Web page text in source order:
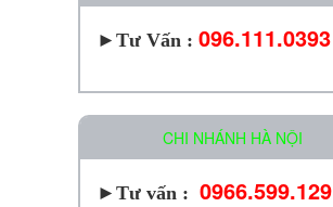
► Tư Vấn : 096.111.0393
CHI NHÁNH HÀ NỘI
►Tư vấn : 0966.599.129